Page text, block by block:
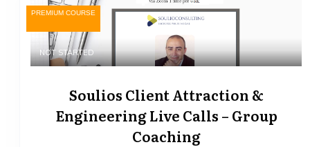
PREMIUM COURSE
NOT STARTED
Soulios Client Attraction &
Engineering Live Calls – Group
Coaching